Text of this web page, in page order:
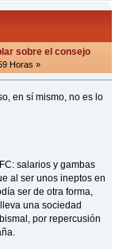
sobre el consejo
Horas »
en sí mismo, no es lo
salarios y gambas
al ser unos ineptos en
ser de otra forma,
una sociedad
por repercusión